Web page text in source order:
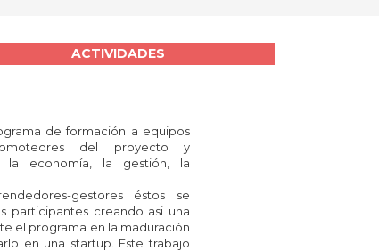
ACTIVIDADES
de formación a equipos
del proyecto y
la economía, la gestión, la
gestores éstos se
participantes creando asi una
el programa en la maduración
en una startup. Este trabajo